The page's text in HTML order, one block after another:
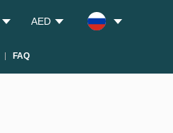
AED
FAQ